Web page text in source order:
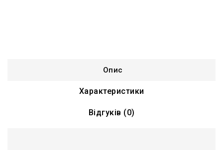
Опис
Характеристики
Відгуків (0)